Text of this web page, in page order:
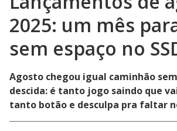
2025: um mês
sem espaço no
Agosto chegou igual caminhão
descida: é tanto jogo saindo que
tanto botão e desculpa pra faltar